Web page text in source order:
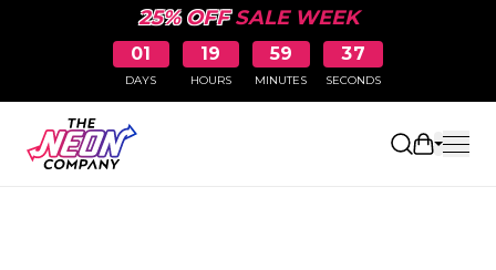
25% OFFSALE WEEK
01
DAYS
19
HOURS
59
MINUTES
37
SECONDS
PAGINA NIET